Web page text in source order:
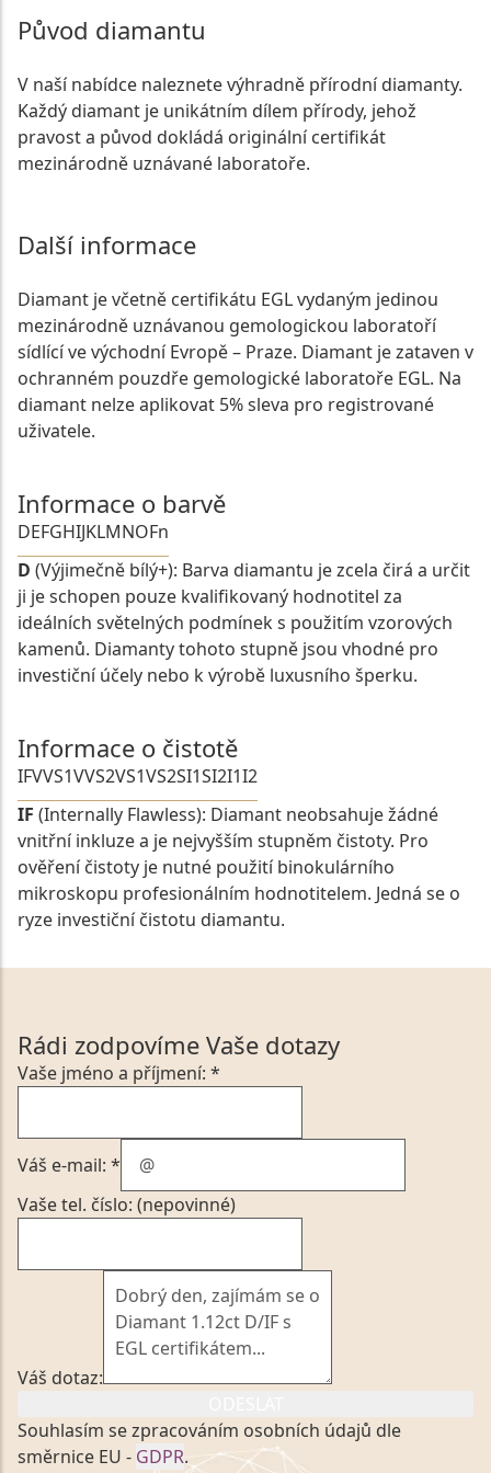
Původ diamantu
V naší nabídce naleznete výhradně přírodní diamanty.
Každý diamant je unikátním dílem přírody, jehož
pravost a původ dokládá originální certifikát
mezinárodně uznávané laboratoře.
Další informace
Diamant je včetně certifikátu EGL vydaným jedinou
mezinárodně uznávanou gemologickou laboratoří
sídlící ve východní Evropě – Praze. Diamant je zataven v
ochranném pouzdře gemologické laboratoře EGL. Na
diamant nelze aplikovat 5% sleva pro registrované
uživatele.
Informace o barvě
DEFGHIJKLMNOFn
D (Výjimečně bílý+): Barva diamantu je zcela čirá a určit
ji je schopen pouze kvalifikovaný hodnotitel za
ideálních světelných podmínek s použitím vzorových
kamenů. Diamanty tohoto stupně jsou vhodné pro
investiční účely nebo k výrobě luxusního šperku.
Informace o čistotě
IFVVS1VVS2VS1VS2SI1SI2I1I2
IF (Internally Flawless): Diamant neobsahuje žádné
vnitřní inkluze a je nejvyšším stupněm čistoty. Pro
ověření čistoty je nutné použití binokulárního
mikroskopu profesionálním hodnotitelem. Jedná se o
ryze investiční čistotu diamantu.
Rádi zodpovíme Vaše dotazy
Vaše jméno a příjmení: *
Váš e-mail: *
Vaše tel. číslo: (nepovinné)
Váš dotaz:
Souhlasím se zpracováním osobních údajů dle
směrnice EU - GDPR.